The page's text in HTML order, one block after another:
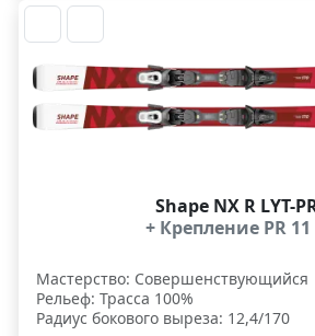
Shape NX R LYT-
+ Крепление PR 11
Мастерство: Совершенствующийся
Рельеф: Трасса 100%
Радиус бокового выреза: 12,4/170